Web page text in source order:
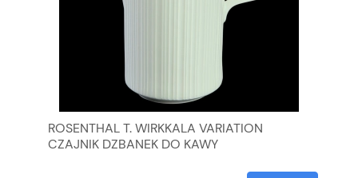
ROSENTHAL T. WIRKKALA VARIATION
CZAJNIK DZBANEK DO KAWY